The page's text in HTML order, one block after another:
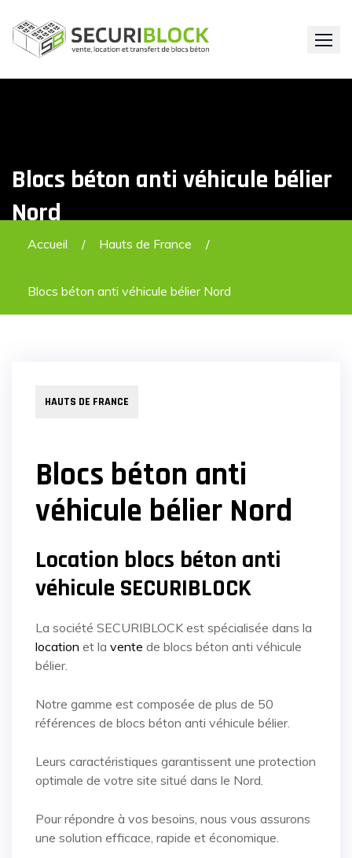
content
Blocs béton anti véhicule bélier
Nord
Accueil Hauts de France
Blocs béton anti véhicule bélier Nord
HAUTS DE FRANCE
Blocs béton anti
véhicule bélier Nord
Location blocs béton anti
véhicule SECURIBLOCK
La société SECURIBLOCK est spécialisée dans la
location et la vente de blocs béton anti véhicule
bélier.
Notre gamme est composée de plus de 50
références de blocs béton anti véhicule bélier.
Leurs caractéristiques garantissent une protection
optimale de votre site situé dans le Nord.
Pour répondre à vos besoins, nous vous assurons
une solution efficace, rapide et économique.